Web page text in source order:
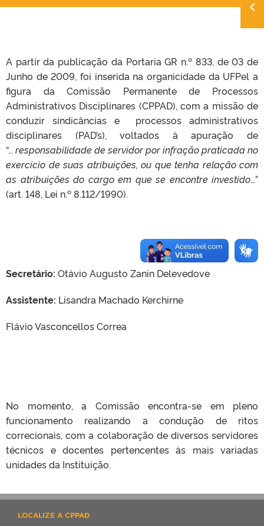
A partir da publicação da Portaria GR n.º 833, de 03 de
Junho de 2009, foi inserida na organicidade da UFPel a
figura da Comissão Permanente de Processos
Administrativos Disciplinares (CPPAD), com a missão de
conduzir sindicâncias e processos administrativos
disciplinares (PAD’s), voltados à apuração de
“… responsabilidade de servidor por infração praticada no
exercício de suas atribuições, ou que tenha relação com
as atribuições do cargo em que se encontre investido…”
(art. 148, Lei n.º 8.112/1990).
Secretário: Otávio Augusto Zanin Delevedove
Assistente: Lisandra Machado Kerchirne
Flávio Vasconcellos Correa
No momento, a Comissão encontra-se em pleno
funcionamento realizando a condução de ritos
correcionais, com a colaboração de diversos servidores
técnicos e docentes pertencentes às mais variadas
unidades da Instituição.
LOCALIZE A CPPAD